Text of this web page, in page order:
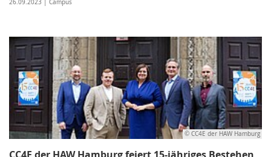
26.09.2023 | Campus
© CC4E der HAW Hamburg
CC4E der HAW Hamburg feiert 15-jähriges Bestehen